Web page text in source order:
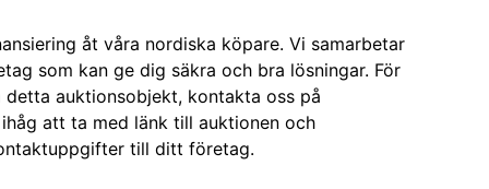
åt våra nordiska köpare. Vi samarbetar
som kan ge dig säkra och bra lösningar. För
auktionsobjekt, kontakta oss på
ihåg att ta med länk till auktionen och
till ditt företag.